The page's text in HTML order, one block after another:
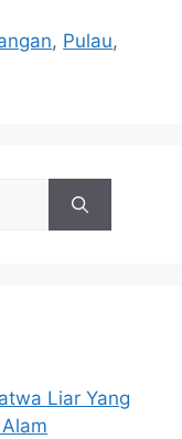
, Pulau,
Liar Yang